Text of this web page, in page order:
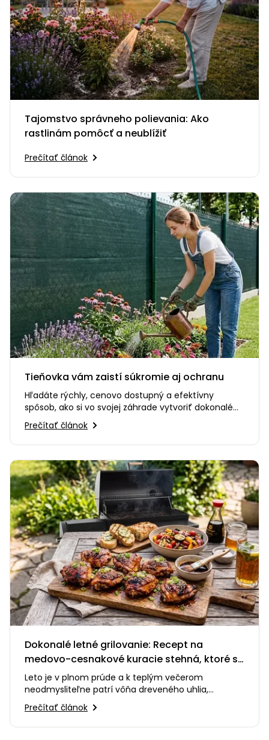
Tajomstvo správneho polievania: Ako
rastlinám pomôcť a neublížiť
Prečítať článok
Tieňovka vám zaistí súkromie aj ochranu
Hľadáte rýchly, cenovo dostupný a efektívny
spôsob, ako si vo svojej záhrade vytvoriť dokonalé
súkromie? Alebo…
Prečítať článok
Dokonalé letné grilovanie: Recept na
medovo-cesnakové kuracie stehná, ktoré si
zamilujete
Leto je v plnom prúde a k teplým večerom
neodmysliteľne patrí vôňa dreveného uhlia,
praskanie ohňa a smiech s priateľmi…
Prečítať článok